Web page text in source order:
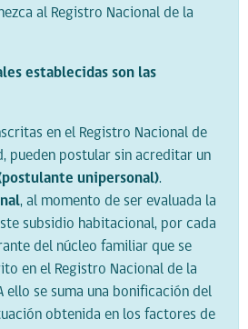
al Registro Nacional de la
establecidas son las
en el Registro Nacional de
pueden postular sin acreditar un
unipersonal).
, al momento de ser evaluada la
subsidio habitacional, por cada
del núcleo familiar que se
en el Registro Nacional de la
ello se suma una bonificación del
obtenida en los factores de